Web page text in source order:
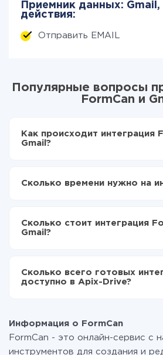
Приемник данных:
действия:
Отправить EMAIL
Популярные вопросы
FormCan и
Как происходит интеграция
Gmail?
Выбираете какие данные
передаваться из FormCan в
Сколько времени нужно на
отличаться и составлять от 5-ти
среднем настройка занимает 10-
Сколько стоит интеграция
Gmail?
функционал. Вы оплачиваете
данных, которые по факту
перейти на платный, при
отарифах .
Сколько всего готовых
доступно в Apix-Drive?
Информация о FormCan
FormCan - это онлайн-сервис с
инструментов для создания и